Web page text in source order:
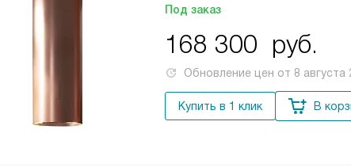
Под заказ
168 300 руб.
Обновление цен от 8 августа
Купить в 1 клик В